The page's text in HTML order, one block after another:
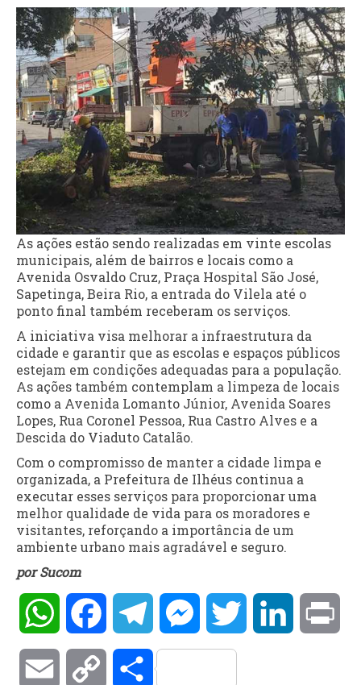
As ações estão sendo realizadas em vinte escolas
municipais, além de bairros e locais como a
Avenida Osvaldo Cruz, Praça Hospital São José,
Sapetinga, Beira Rio, a entrada do Vilela até o
ponto final também receberam os serviços.
A iniciativa visa melhorar a infraestrutura da
cidade e garantir que as escolas e espaços públicos
estejam em condições adequadas para a população.
As ações também contemplam a limpeza de locais
como a Avenida Lomanto Júnior, Avenida Soares
Lopes, Rua Coronel Pessoa, Rua Castro Alves e a
Descida do Viaduto Catalão.
Com o compromisso de manter a cidade limpa e
organizada, a Prefeitura de Ilhéus continua a
executar esses serviços para proporcionar uma
melhor qualidade de vida para os moradores e
visitantes, reforçando a importância de um
ambiente urbano mais agradável e seguro.
por Sucom
WhatsAppFacebookTelegramMessengerTwitter LinkedIn
Email Copy Compartilhar